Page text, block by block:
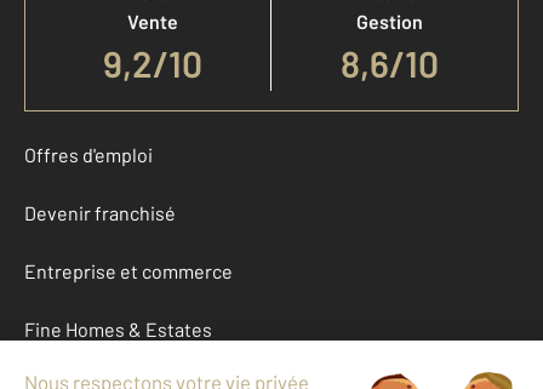
Vente
9,2/10
Gestion
8,6/10
Offres d'emploi
Devenir franchisé
Entreprise et commerce
Fine Homes & Estates